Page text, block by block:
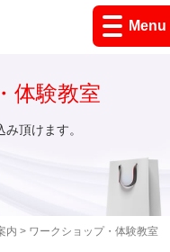
Menu
内 > ワークショップ・体験教室
体験教室
頂けます。